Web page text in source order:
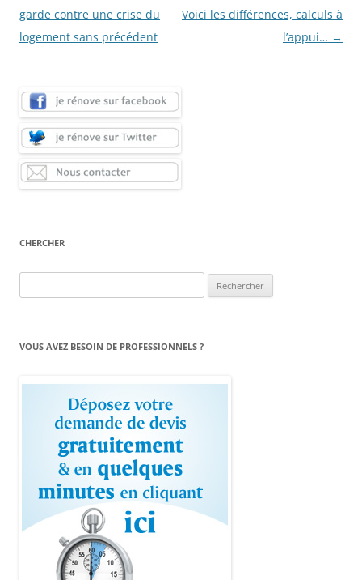
articles
garde contre une crise du
logement sans précédent
Voici les différences, calculs à
l’appui… →
CHERCHER
VOUS AVEZ BESOIN DE PROFESSIONNELS ?